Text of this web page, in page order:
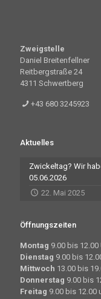
Zweigstelle
Daniel Breitenfellner
Reitbergstraße 24
4311 Schwertberg
+43 680 3245923
Aktuelles
Zwickeltag? Wir
05.06.2026
22. Mai 2025
Öffnungszeiten
Montag 9.00 bis 12.00
Dienstag 9.00 bis
Mittwoch 13.00 bis
Donnerstag 9.00 bis
Freitag 9.00 bis 12.00